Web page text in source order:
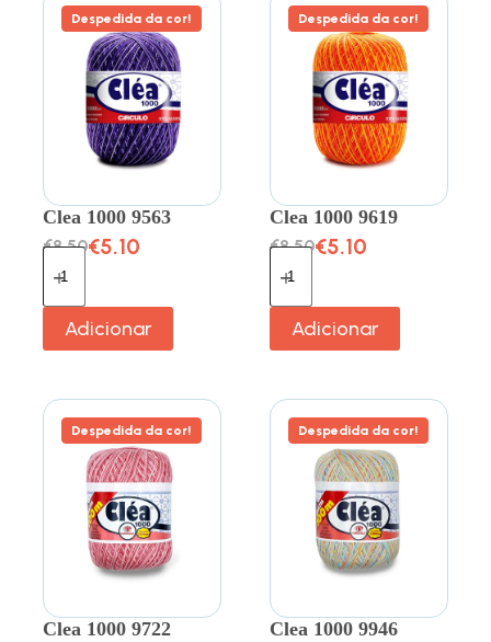
Despedida da cor!
Clea 1000 9563
€8.50€5.10
Adicionar
Despedida da cor!
Clea 1000 9619
€8.50€5.10
Adicionar
Despedida da cor!
Clea 1000 9722
Despedida da cor!
Clea 1000 9946